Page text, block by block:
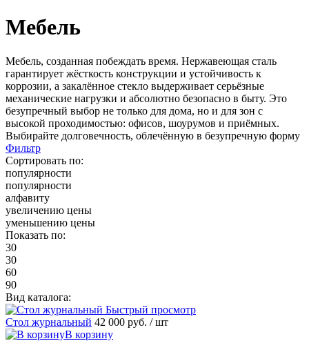
Мебель
Мебель, созданная побеждать время. Нержавеющая сталь
гарантирует жёсткость конструкции и устойчивость к
коррозии, а закалённое стекло выдерживает серьёзные
механические нагрузки и абсолютно безопасно в быту. Это
безупречный выбор не только для дома, но и для зон с
высокой проходимостью: офисов, шоурумов и приёмных.
Выбирайте долговечность, облечённую в безупречную форму
Фильтр
Сортировать по:
популярности
популярности
алфавиту
увеличению цены
уменьшению цены
Показать по:
30
30
60
90
Вид каталога:
Быстрый просмотр
Стол журнальный 42 000 руб. / шт
В корзину